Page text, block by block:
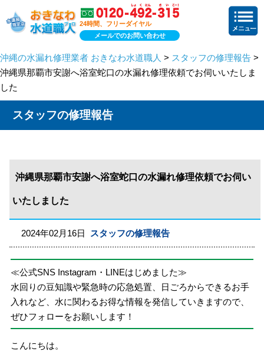
24時間、フリーダイヤル
メールでのお問い合わせ
沖縄の水漏れ修理業者 おきなわ水道職人 > スタッフの修理報告 >
沖縄県那覇市安謝へ浴室蛇口の水漏れ修理依頼でお伺いいたしま
した
スタッフの修理報告
沖縄県那覇市安謝へ浴室蛇口の水漏れ修理依頼でお伺い
いたしました
2024年02月16日 スタッフの修理報告
≪公式SNS Instagram・LINEはじめました≫
水回りの豆知識や緊急時の応急処置、日ごろからできるお手
入れなど、水に関わるお得な情報を発信していきますので、
ぜひフォローをお願いします！
こんにちは。